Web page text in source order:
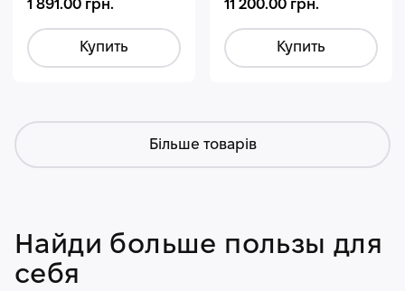
1 891.00 грн.
Купить
11 200.00 грн.
Купить
Більше товарів
Найди больше пользы для
себя